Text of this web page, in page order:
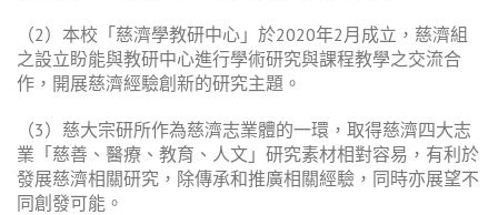
（2）本校「慈濟學教研中心」於2020年2月成立，慈濟組
之設立盼能與教研中心進行學術研究與課程教學之交流合
作，開展慈濟經驗創新的研究主題。
（3）慈大宗研所作為慈濟志業體的一環，取得慈濟四大志
業「慈善、醫療、教育、人文」研究素材相對容易，有利於
發展慈濟相關研究，除傳承和推廣相關經驗，同時亦展望不
同創發可能。